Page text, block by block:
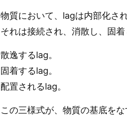
物質において、lagは内部化さ
それは接続され、消散し、固
散逸するlag。
固着するlag。
配置されるlag。
この三様式が、物質の基底を